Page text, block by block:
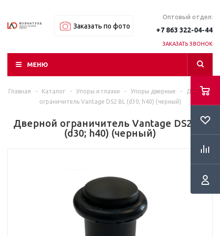
Заказать по фото
Оптовый отдел:
+7 863 322-04-44
ЗАКАЗАТЬ ЗВОНОК
МЕНЮ
Главная - Каталог - Упоры и глазки - Упоры дверные -
Дверной
ограничитель Vantage DS2 BL (d30; h40) (черный)
Дверной ограничитель Vantage DS2 BL
(d30; h40) (черный)